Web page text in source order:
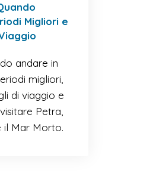
Migliori e
andare in
migliori,
di viaggio e
Petra,
il Mar Morto.